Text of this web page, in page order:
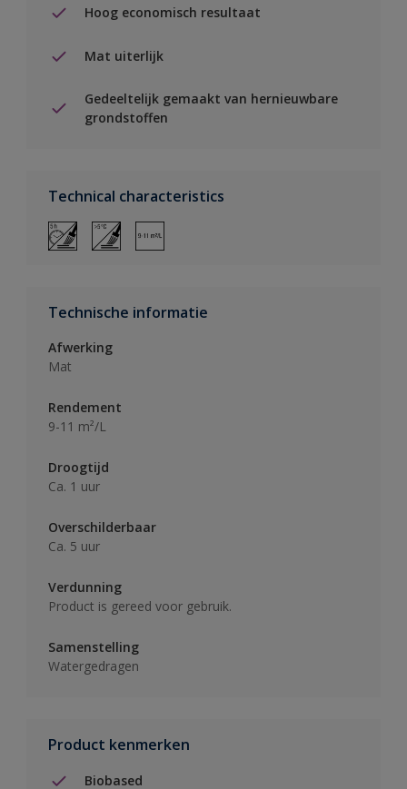
Hoog economisch resultaat
Mat uiterlijk
Gedeeltelijk gemaakt van hernieuwbare
grondstoffen
Technical characteristics
Technische informatie
Afwerking
Mat
Rendement
9-11 m²/L
Droogtijd
Ca. 1 uur
Overschilderbaar
Ca. 5 uur
Verdunning
Product is gereed voor gebruik.
Samenstelling
Watergedragen
Product kenmerken
Biobased